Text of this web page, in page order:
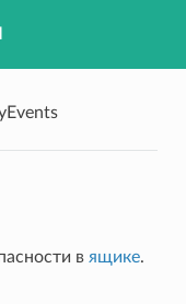
в ящике.